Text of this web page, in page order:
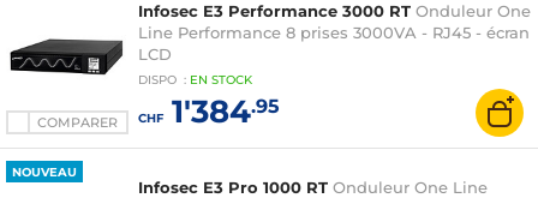
COMPARER
Infosec E3 Performance 3000 RT Onduleur One
Line Performance 8 prises 3000VA - RJ45 - écran
LCD
DISPO : EN STOCK
CHF1'384.95
NOUVEAU
Infosec E3 Pro 1000 RT Onduleur One Line